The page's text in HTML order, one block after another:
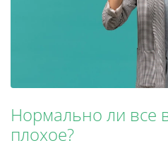
Нормально ли все
плохое?